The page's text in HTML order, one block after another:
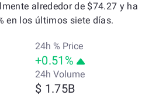
alrededor de $74.27 y ha
en los últimos siete días.
24h % Price
+0.51%
24h Volume
$ 1.75B